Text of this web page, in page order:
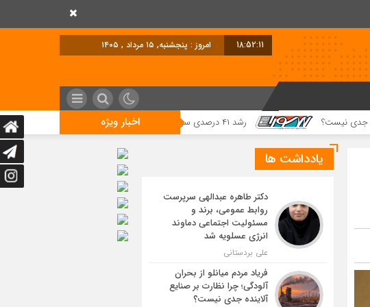
18:52:12 امروز : پنجشنبه, ۱۵ مرداد , ۱۴۰۵
اخبار ویژه رشد ۴۱ درصدی سود خالص پازارگاد؛ افزایش ۹ برابری سرمایه و تداوم مسیر تحول دیجیتال
یادداشت ها
دکتر طاهره عبدالهی سرپرست
روابط عمومی، برند و
مسئولیت اجتماعی دماوند
انرژی عسلویه شد
علی بردستانی
فریاد مردم میانلو از بحران
آلودگی؛ چرا نظارت بر صنایع
آلاینده جدی نیست؟